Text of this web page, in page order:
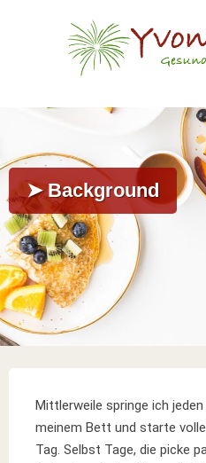
➤ Background
Mittlerweile springe ich
meinem Bett und starte
Tag. Selbst Tage, die picke